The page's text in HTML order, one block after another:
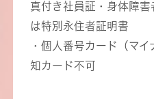
真付き社員証・身体障
は特別永住者証明書
・個人番号カード（マ
知カード不可